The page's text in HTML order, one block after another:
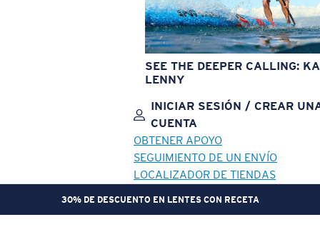
SEE THE DEEPER CALLING:
LENNY
INICIAR SESIÓN / CREAR
CUENTA
OBTENER APOYO
SEGUIMIENTO DE UN ENVÍO
LOCALIZADOR DE TIENDAS
30% DE DESCUENTO EN LENTES CON RECETA